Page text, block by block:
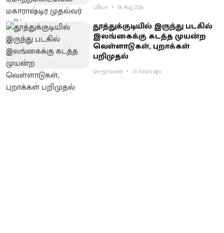
ப்ரியா 06 Aug 2026
தூத்துக்குடியில் இருந்து படகில்
இலங்கைக்கு கடத்த முயன்ற
வெள்ளாடுகள், புறாக்கள்
பறிமுதல்
ரெ.ஜாய்சன் 20 hours ago